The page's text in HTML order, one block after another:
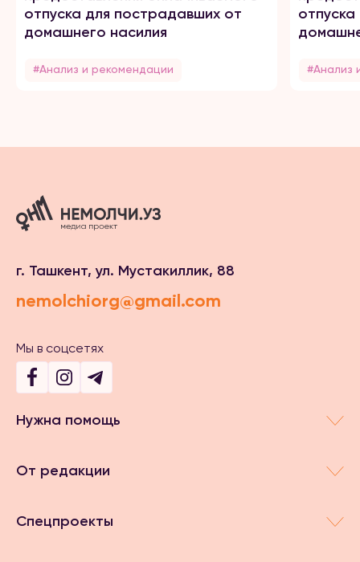
отпуска для пострадавших от
домашнего насилия
#Анализ и рекомендации #Анализ
г. Ташкент, ул. Мустакиллик, 88
nemolchiorg@gmail.com
Мы в соцсетях
Нужна помощь
От редакции
Спецпроекты